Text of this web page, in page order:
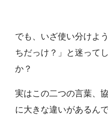
でも、いざ使い分けよ
ちだっけ？」と迷って
か？
実はこの二つの言葉、
に大きな違いがあるん